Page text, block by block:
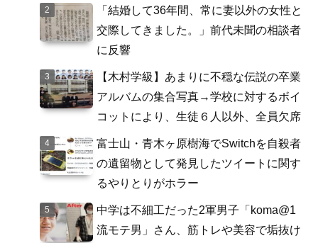
「結婚して36年間、常に妻以外の女性と
交際してきました。」前代未聞の相談者
に反響
【木村学級】あまりに不穏な伝説の卒業
アルバムの集合写真→学校に対するボイ
コットにより、生徒６人以外、全員欠席
富士山・青木ヶ原樹海でSwitchを自殺者
の遺留物として発見したツイートに関す
るやりとりがホラー
中学は不細工だった2軍男子「koma@1
流モテ男」さん、筋トレや美容で垢抜け